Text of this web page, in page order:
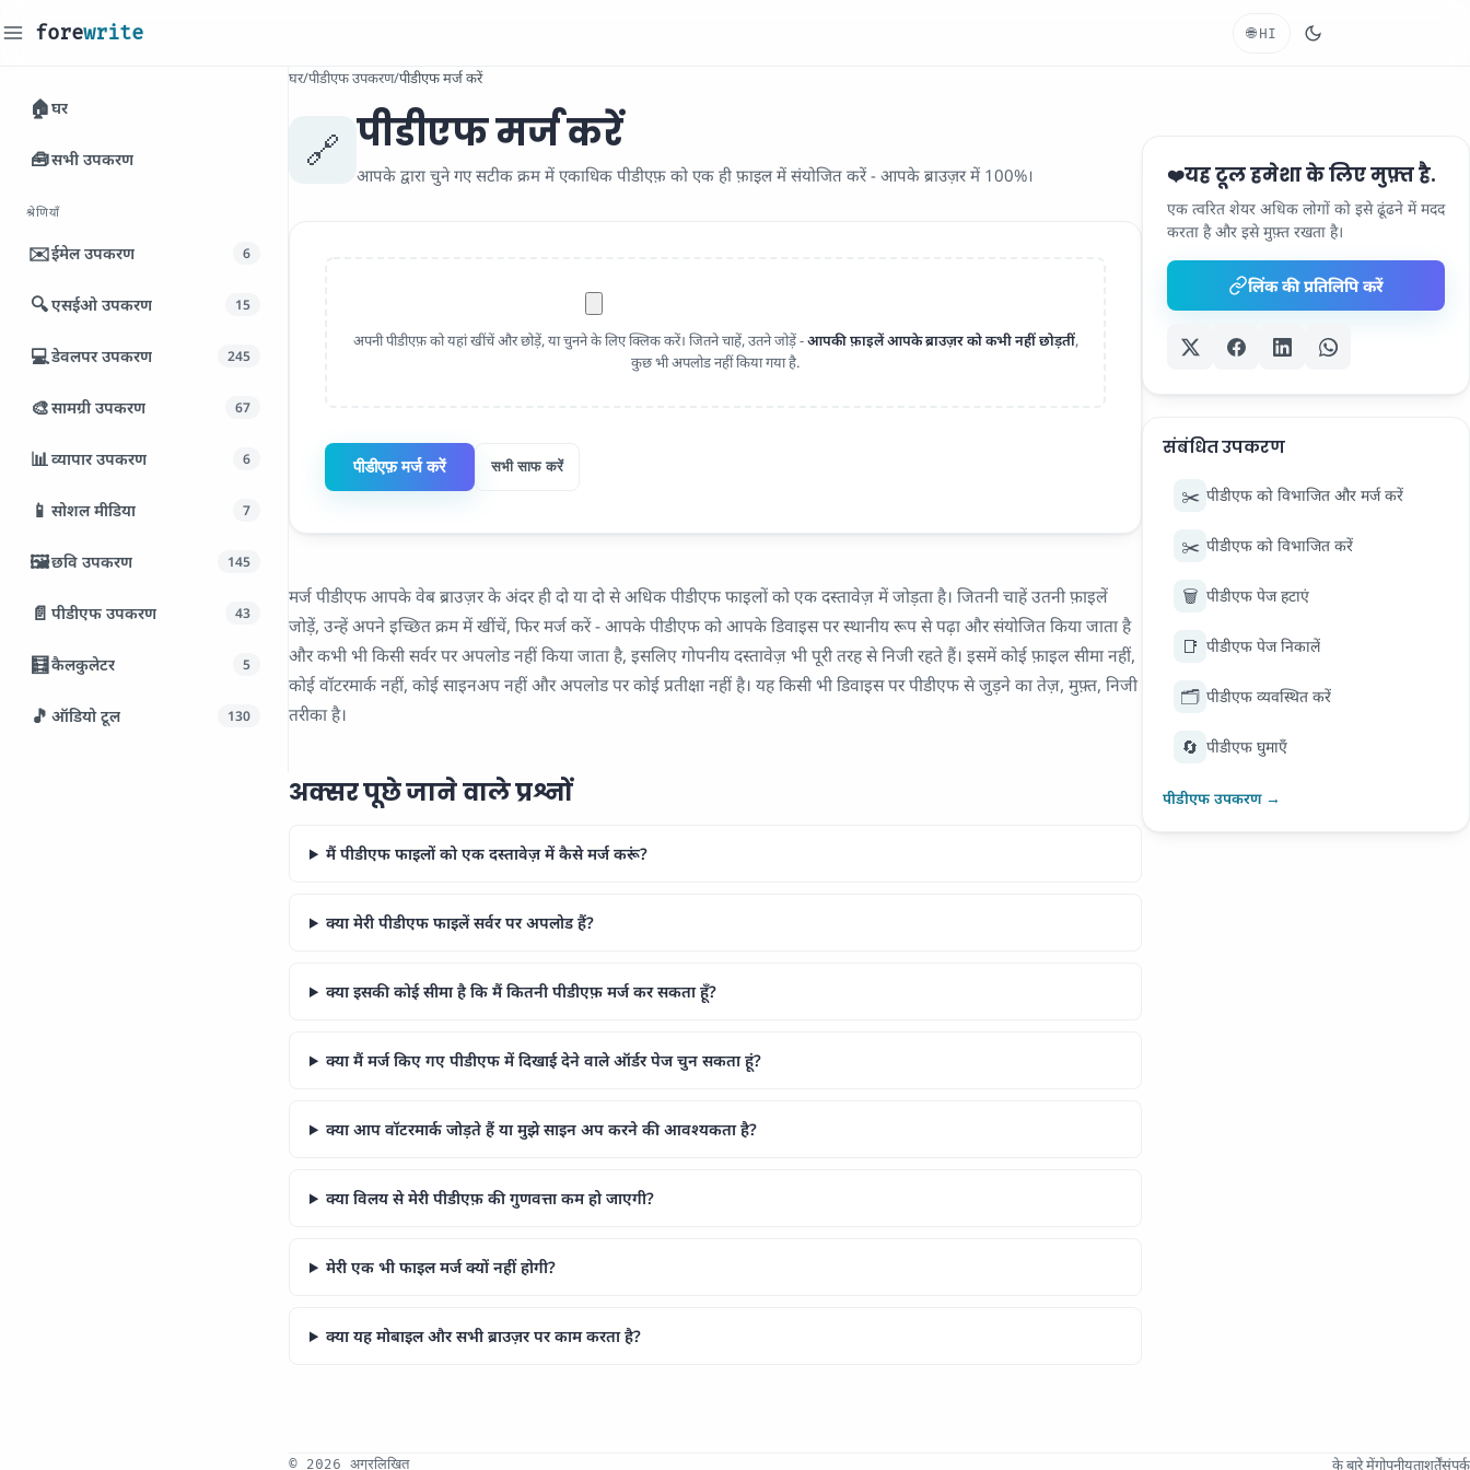
forewrite 🌐 HI
🏠घर
🧰सभी उपकरण
श्रेणियाँ
✉️ईमेल उपकरण 6
🔍एसईओ उपकरण 15
💻डेवलपर उपकरण 245
🎨सामग्री उपकरण 67
📊व्यापार उपकरण 6
📱 सोशल मीडिया 7
🖼️छवि उपकरण 145
📄 पीडीएफ उपकरण 43
🧮कैलकुलेटर 5
🎵 ऑडियो टूल 130
घर/पीडीएफ उपकरण/पीडीएफ मर्ज करें
🔗 पीडीएफ मर्ज करें
आपके द्वारा चुने गए सटीक क्रम में एकाधिक पीडीएफ़ को एक ही फ़ाइल में संयोजित करें - आपके ब्राउज़र में 100%।
अपनी पीडीएफ़ को यहां खींचें और छोड़ें, या चुनने के लिए क्लिक करें। जितने चाहें, उतने जोड़ें -आपकी फ़ाइलें आपके ब्राउज़र को कभी नहीं छोड़तीं,
कुछ भी अपलोड नहीं किया गया है.
पीडीएफ़ मर्ज करें सभी साफ करें
मर्ज पीडीएफ आपके वेब ब्राउज़र के अंदर ही दो या दो से अधिक पीडीएफ फाइलों को एक दस्तावेज़ में जोड़ता है। जितनी चाहें उतनी फ़ाइलें
जोड़ें, उन्हें अपने इच्छित क्रम में खींचें, फिर मर्ज करें - आपके पीडीएफ को आपके डिवाइस पर स्थानीय रूप से पढ़ा और संयोजित किया जाता है
और कभी भी किसी सर्वर पर अपलोड नहीं किया जाता है, इसलिए गोपनीय दस्तावेज़ भी पूरी तरह से निजी रहते हैं। इसमें कोई फ़ाइल सीमा नहीं,
कोई वॉटरमार्क नहीं, कोई साइनअप नहीं और अपलोड पर कोई प्रतीक्षा नहीं है। यह किसी भी डिवाइस पर पीडीएफ से जुड़ने का तेज़, मुफ़्त, निजी
तरीका है।
अक्सर पूछे जाने वाले प्रश्नों
मैं पीडीएफ फाइलों को एक दस्तावेज़ में कैसे मर्ज करूं?
क्या मेरी पीडीएफ फाइलें सर्वर पर अपलोड हैं?
क्या इसकी कोई सीमा है कि मैं कितनी पीडीएफ़ मर्ज कर सकता हूँ?
क्या मैं मर्ज किए गए पीडीएफ में दिखाई देने वाले ऑर्डर पेज चुन सकता हूं?
क्या आप वॉटरमार्क जोड़ते हैं या मुझे साइन अप करने की आवश्यकता है?
क्या विलय से मेरी पीडीएफ़ की गुणवत्ता कम हो जाएगी?
मेरी एक भी फाइल मर्ज क्यों नहीं होगी?
क्या यह मोबाइल और सभी ब्राउज़र पर काम करता है?
❤️यह टूल हमेशा के लिए मुफ़्त है.
एक त्वरित शेयर अधिक लोगों को इसे ढूंढने में मदद
करता है और इसे मुफ़्त रखता है।
लिंक की प्रतिलिपि करें
संबंधित उपकरण
✂️ पीडीएफ को विभाजित और मर्ज करें
✂️ पीडीएफ को विभाजित करें
🗑️ पीडीएफ पेज हटाएं
📑 पीडीएफ पेज निकालें
🗂️ पीडीएफ व्यवस्थित करें
🔄 पीडीएफ घुमाएँ
पीडीएफ उपकरण →
© 2026 अग्रलिखित के बारे मेंगोपनीयताशर्तेंसंपर्क